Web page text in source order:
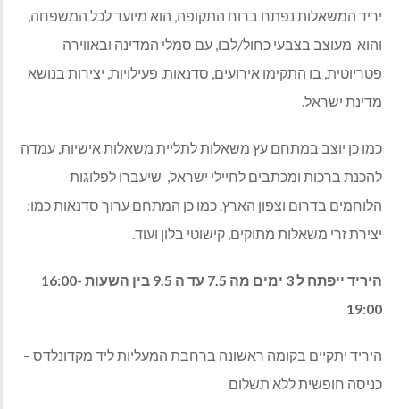
יריד המשאלות נפתח ברוח התקופה, הוא מיועד לכל המשפחה,
והוא מעוצב בצבעי כחול/לבו, עם סמלי המדינה ובאווירה
פטריוטית, בו התקימו אירועים, סדנאות, פעילויות, יצירות בנושא
מדינת ישראל.
כמו כן יוצב במתחם עץ משאלות לתליית משאלות אישיות, עמדה
להכנת ברכות ומכתבים לחיילי ישראל, שיעברו לפלוגות
הלוחמים בדרום וצפון הארץ. כמו כן המתחם ערוך סדנאות כמו:
יצירת זרי משאלות מתוקים, קישוטי בלון ועוד.
היריד ייפתח ל 3 ימים מה 7.5 עד ה 9.5 בין השעות 16:00-
19:00
היריד יתקיים בקומה ראשונה ברחבת המעליות ליד מקדונלדס –
כניסה חופשית ללא תשלום